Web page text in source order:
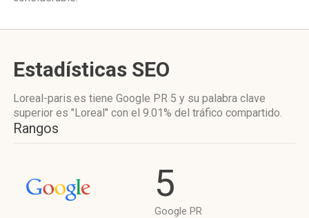
Estadísticas SEO
Loreal-paris.es tiene Google PR 5 y su palabra clave
superior es "Loreal" con el 9.01% del tráfico compartido.
Rangos
5
Google PR